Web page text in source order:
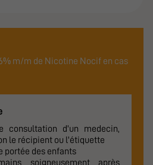
m/m de Nicotine Nocif en cas
consultation d'un medecin,
le récipient ou l'étiquette
portée des enfants
soigneusement après